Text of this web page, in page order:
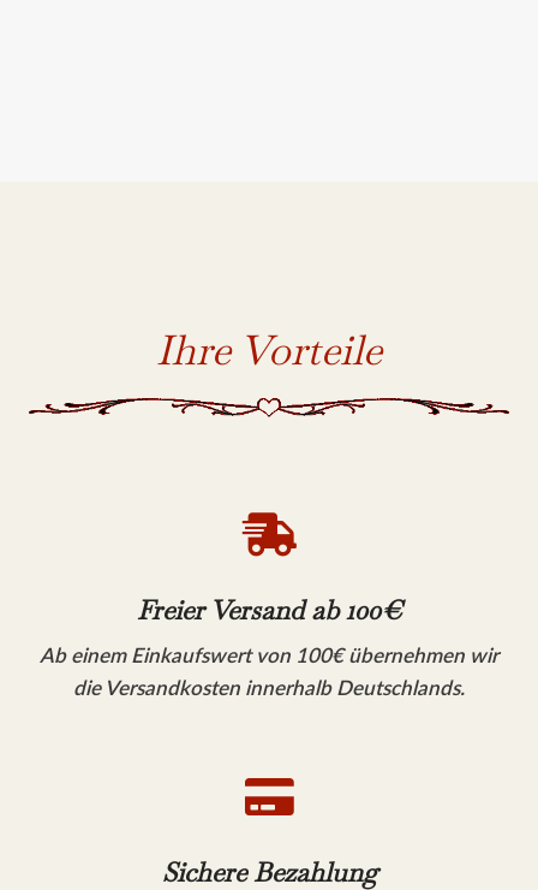
Ihre Vorteile

Freier Versand ab 100€
Ab einem Einkaufswert von 100€ übernehmen wir
die Versandkosten innerhalb Deutschlands.

Sichere Bezahlung